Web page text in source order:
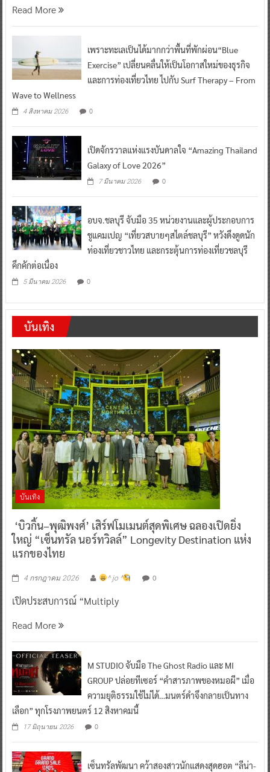
Read More
เพราะทะเลเป็นได้มากกว่าพื้นที่พักผ่อน“Blue
Exercise” เปลี่ยนคลื่นให้เป็นโอกาสใหม่ของธุรกิจ
และการท่องเที่ยวไทย ไปกับ Surf Therapy – From
Wave to Wellness
4 สิงหาคม 2026 0
เปิดจักรวาลแห่งแรงบันดาลใจ “Amazing Thailand
Galaxy of Love 2026”
7 มีนาคม 2026 0
อบจ.ชลบุรี จับมือ 35 หน่วยงานและผู้ประกอบการ
ชูแคมเปญ “เที่ยวสบายๆสไตล์ชลบุรี” หวังดึงดูดนัก
ท่องเที่ยวชาวไทย และกระตุ้นการท่องเที่ยวชลบุรี
คึกคักต่อเนื่อง
5 มีนาคม 2026 0
บันเทิง
บันเทิง
‘บิวกิ้น–พุฒิพงศ์’ เสิร์ฟโมเมนต์สุดพิเศษ ฉลองเปิดยิ่ง
ใหญ่ “เซ็นทรัล นอร์ทวิลล์” Longevity Destination แห่ง
แรกของไทย
4 กรกฎาคม 2026 ^ jo ^ 0
เปิดประสบการณ์ “Multiply
Read More
M STUDIO จับมือ The Ghost Radio และ MI
GROUP ปล่อยทีเซอร์ “คำสารภาพของหมอผี” เมื่อ
ความยุติธรรมใช้ไม่ได้…มนตร์ดำจึงกลายเป็นทาง
เลือก” ทุกโรงภาพยนตร์ 12 สิงหาคมนี้
17 มิถุนายน 2026 0
เซ็นทรัลพัฒนา คว้าสองสาวนักแสดงสุดฮอต “ลีน่า-